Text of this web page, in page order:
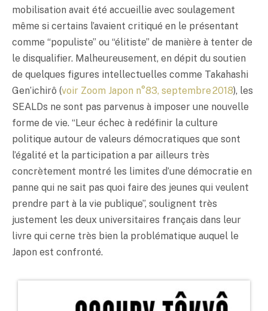
mobilisation avait été accueillie avec soulagement
même si certains l’avaient critiqué en le présentant
comme “populiste” ou “élitiste” de manière à tenter de
le disqualifier. Malheureusement, en dépit du soutien
de quelques figures intellectuelles comme Takahashi
Gen’ichirô (voir Zoom Japon n°83, septembre 2018), les
SEALDs ne sont pas parvenus à imposer une nouvelle
forme de vie. “Leur échec à redéfinir la culture
politique autour de valeurs démocratiques que sont
l’égalité et la participation a par ailleurs très
concrètement montré les limites d’une démocratie en
panne qui ne sait pas quoi faire des jeunes qui veulent
prendre part à la vie publique”, soulignent très
justement les deux universitaires français dans leur
livre qui cerne très bien la problématique auquel le
Japon est confronté.